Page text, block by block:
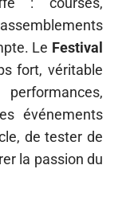
Le Festival
fort, véritable
événements
de tester de
la passion du